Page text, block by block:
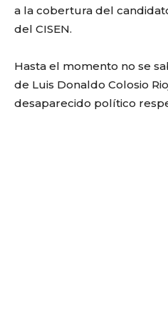
a la cobertura del
del CISEN.
Hasta el momento no se
de Luis Donaldo Colosio
desaparecido político